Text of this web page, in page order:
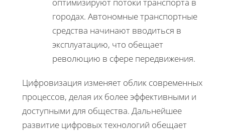
городах. Автономные транспортные
средства начинают вводиться в
эксплуатацию, что обещает
революцию в сфере передвижения.
Цифровизация изменяет облик современных
процессов, делая их более эффективными и
доступными для общества. Дальнейшее
развитие цифровых технологий обещает